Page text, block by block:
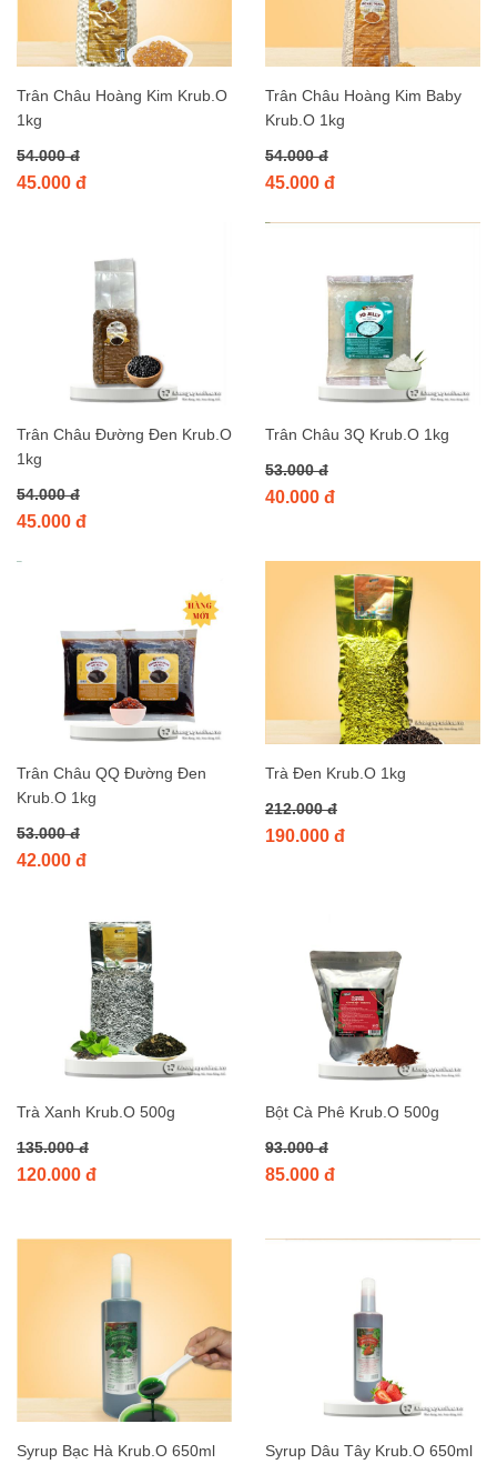
Trân Châu Hoàng Kim Krub.O
1kg
54.000 đ
45.000 đ
Trân Châu Hoàng Kim Baby
Krub.O 1kg
54.000 đ
45.000 đ
Trân Châu Đường Đen Krub.O
1kg
54.000 đ
45.000 đ
Trân Châu 3Q Krub.O 1kg
53.000 đ
40.000 đ
Trân Châu QQ Đường Đen
Krub.O 1kg
53.000 đ
42.000 đ
Trà Đen Krub.O 1kg
212.000 đ
190.000 đ
Trà Xanh Krub.O 500g
135.000 đ
120.000 đ
Bột Cà Phê Krub.O 500g
93.000 đ
85.000 đ
Syrup Bạc Hà Krub.O 650ml
Syrup Dâu Tây Krub.O 650ml